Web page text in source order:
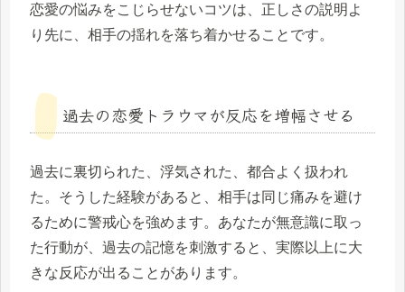
恋愛の悩みをこじらせないコツは、正しさの説明よ
り先に、相手の揺れを落ち着かせることです。
過去の恋愛トラウマが反応を増幅させる
過去に裏切られた、浮気された、都合よく扱われ
た。そうした経験があると、相手は同じ痛みを避け
るために警戒心を強めます。あなたが無意識に取っ
た行動が、過去の記憶を刺激すると、実際以上に大
きな反応が出ることがあります。